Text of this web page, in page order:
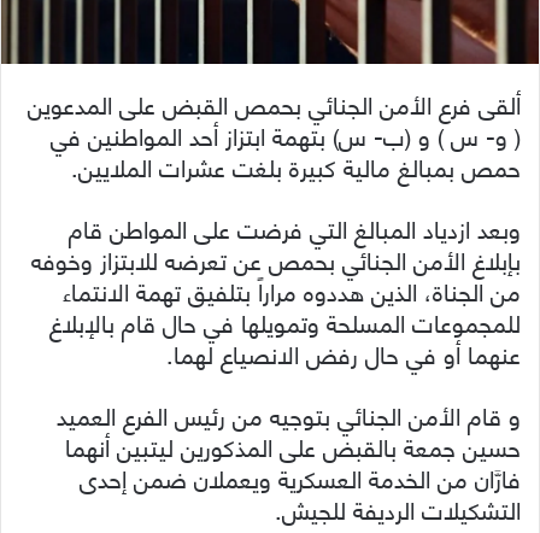
ألقى فرع الأمن الجنائي بحمص القبض على المدعوين
( و- س ) و (ب- س) بتهمة ابتزاز أحد المواطنين في
حمص بمبالغ مالية كبيرة بلغت عشرات الملايين.
وبعد ازدياد المبالغ التي فرضت على المواطن قام
بإبلاغ الأمن الجنائي بحمص عن تعرضه للابتزاز وخوفه
من الجناة، الذين هددوه مراراً بتلفيق تهمة الانتماء
للمجموعات المسلحة وتمويلها في حال قام بالإبلاغ
عنهما أو في حال رفض الانصياع لهما.
و قام الأمن الجنائي بتوجيه من رئيس الفرع العميد
حسين جمعة بالقبض على المذكورين ليتبين أنهما
فارَّان من الخدمة العسكرية ويعملان ضمن إحدى
التشكيلات الرديفة للجيش.